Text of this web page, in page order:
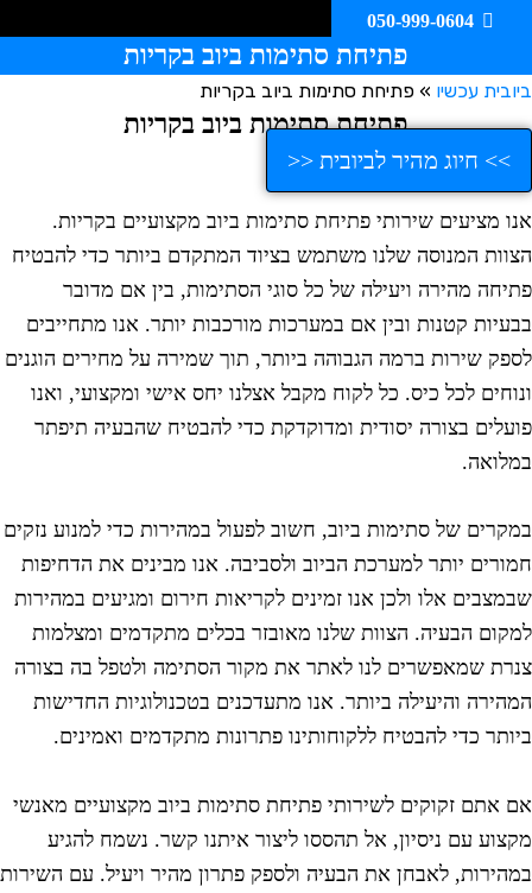
050-999-0604
פתיחת סתימות ביוב בקריות
עכשיו»פתיחת סתימות ביוב בקריות
פתיחת סתימות ביוב בקריות
>> חיוג מהיר לביובית <<
מציעים שירותי פתיחת סתימות ביוב מקצועיים בקריות.
המנוסה שלנו משתמש בציוד המתקדם ביותר כדי להבטיח
מהירה ויעילה של כל סוגי הסתימות, בין אם מדובר
קטנות ובין אם במערכות מורכבות יותר. אנו מתחייבים
שירות ברמה הגבוהה ביותר, תוך שמירה על מחירים הוגנים
לכל כיס. כל לקוח מקבל אצלנו יחס אישי ומקצועי, ואנו
בצורה יסודית ומדוקדקת כדי להבטיח שהבעיה תיפתר
של סתימות ביוב, חשוב לפעול במהירות כדי למנוע נזקים
יותר למערכת הביוב ולסביבה. אנו מבינים את הדחיפות
אלו ולכן אנו זמינים לקריאות חירום ומגיעים במהירות
הבעיה. הצוות שלנו מאובזר בכלים מתקדמים ומצלמות
שמאפשרים לנו לאתר את מקור הסתימה ולטפל בה בצורה
והיעילה ביותר. אנו מתעדכנים בטכנולוגיות החדישות
כדי להבטיח ללקוחותינו פתרונות מתקדמים ואמינים.
אתם זקוקים לשירותי פתיחת סתימות ביוב מקצועיים מאנשי
עם ניסיון, אל תהססו ליצור איתנו קשר. נשמח להגיע
לאבחן את הבעיה ולספק פתרון מהיר ויעיל. עם השירות